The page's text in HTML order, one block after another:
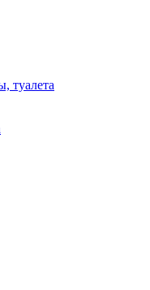
туалета